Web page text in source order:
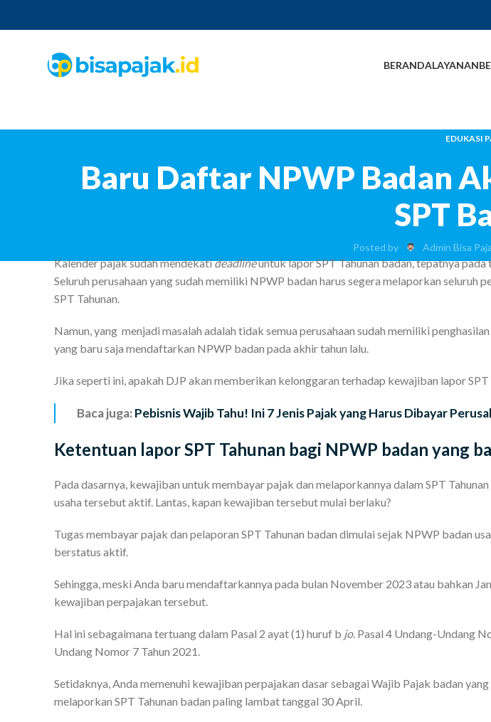
BERANDALAYANAN
EDUKASI
Baru Daftar NPWP Badan
SPT
Posted by Admin Bisa
Kalender pajak sudah mendekatideadlineuntuk lapor SPT Tahunan badan, tepatnya
Seluruh perusahaan yang sudah memiliki NPWP badan harus segera melaporkan seluruh
SPT Tahunan.
Namun, yang menjadi masalah adalah tidak semua perusahaan sudah memiliki
yang baru saja mendaftarkan NPWP badan pada akhir tahun lalu.
Jika seperti ini, apakah DJP akan memberikan kelonggaran terhadap kewajiban lapor SPT
Baca juga:Pebisnis Wajib Tahu! Ini 7 Jenis Pajak yang Harus Dibayar
Ketentuan lapor SPT Tahunan bagi NPWP badan yang
Pada dasarnya, kewajiban untuk membayar pajak dan melaporkannya dalam SPT
usaha tersebut aktif. Lantas, kapan kewajiban tersebut mulai berlaku?
Tugas membayar pajak dan pelaporan SPT Tahunan badan dimulai sejak NPWP badan
berstatus aktif.
Sehingga, meski Anda baru mendaftarkannya pada bulan November 2023 atau bahkan
kewajiban perpajakan tersebut.
Hal ini sebagaimana tertuang dalam Pasal 2 ayat (1) huruf b jo. Pasal 4 Undang-Undang
Undang Nomor 7 Tahun 2021.
Setidaknya, Anda memenuhi kewajiban perpajakan dasar sebagai Wajib Pajak badan
melaporkan SPT Tahunan badan paling lambat tanggal 30 April.